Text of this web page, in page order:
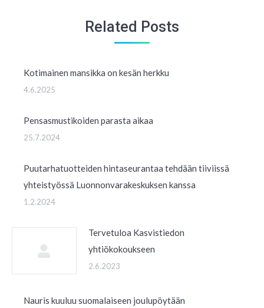
Related Posts
Kotimainen mansikka on kesän herkku
4.6.2025
Pensasmustikoiden parasta aikaa
25.7.2024
Puutarhatuotteiden hintaseurantaa tehdään tiiviissä
yhteistyössä Luonnonvarakeskuksen kanssa
1.2.2024
Tervetuloa Kasvistiedon
yhtiökokoukseen
2.6.2023
Nauris kuuluu suomalaiseen joulupöytään